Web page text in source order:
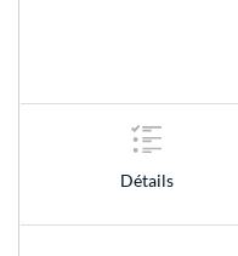
Détails